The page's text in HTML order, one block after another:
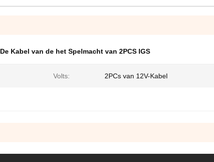
De Kabel van de het Spelmacht van 2PCS IGS
Volts: 2PCs van 12V-Kabel